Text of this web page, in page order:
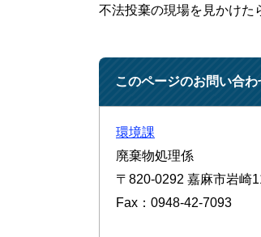
不法投棄の現場を見かけた
このページのお問い合わ
環境課
廃棄物処理係
〒820-0292 嘉麻市岩崎
Fax：0948-42-7093